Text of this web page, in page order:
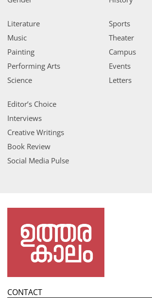
Literature
Music
Painting
Performing Arts
Science
Sports
Theater
Campus
Events
Letters
Editor’s Choice
Interviews
Creative Writings
Book Review
Social Media Pulse
CONTACT